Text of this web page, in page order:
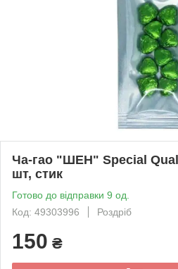
Ча-гао "ШЕН" Special
шт, стик
Готово до відправки 9 од.
Код: 49303996
Роздріб
150 ₴